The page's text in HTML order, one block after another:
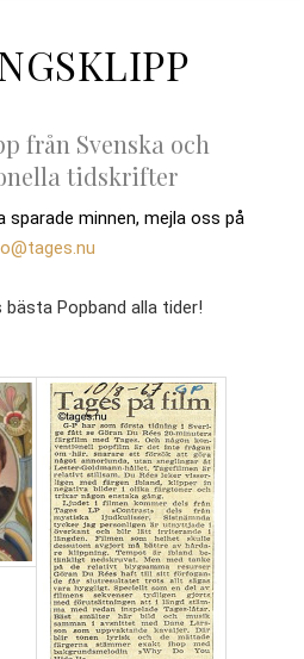
från Svenska och
tidskrifter
sparade minnen, mejla oss på
bästa Popband alla tider!